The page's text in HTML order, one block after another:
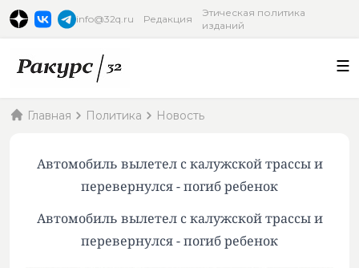
info@32q.ru Редакция
Этическая политика
изданий
Главная Политика Новость
Автомобиль вылетел с калужской трассы и
перевернулся - погиб ребенок
Автомобиль вылетел с калужской трассы и
перевернулся - погиб ребенок